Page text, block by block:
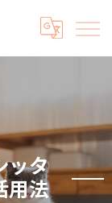
ッタ
用法